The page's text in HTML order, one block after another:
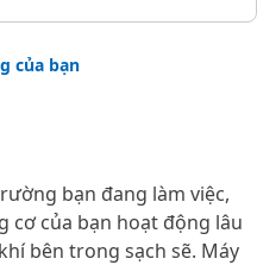
của bạn
bạn đang làm việc,
cơ của bạn hoạt động lâu
bên trong sạch sẽ. Máy